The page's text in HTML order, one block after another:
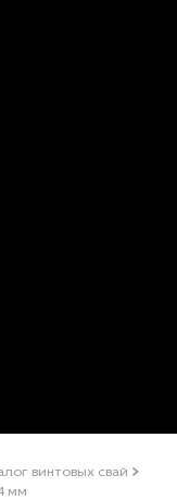
винтовых свай
мм